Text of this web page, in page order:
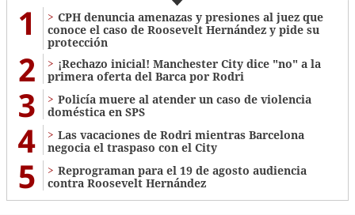
1
CPH denuncia amenazas y presiones al juez que
conoce el caso de Roosevelt Hernández y pide su
protección
2
¡Rechazo inicial! Manchester City dice "no" a la
primera oferta del Barca por Rodri
3
Policía muere al atender un caso de violencia
doméstica en SPS
4
Las vacaciones de Rodri mientras Barcelona
negocia el traspaso con el City
5
Reprograman para el 19 de agosto audiencia
contra Roosevelt Hernández